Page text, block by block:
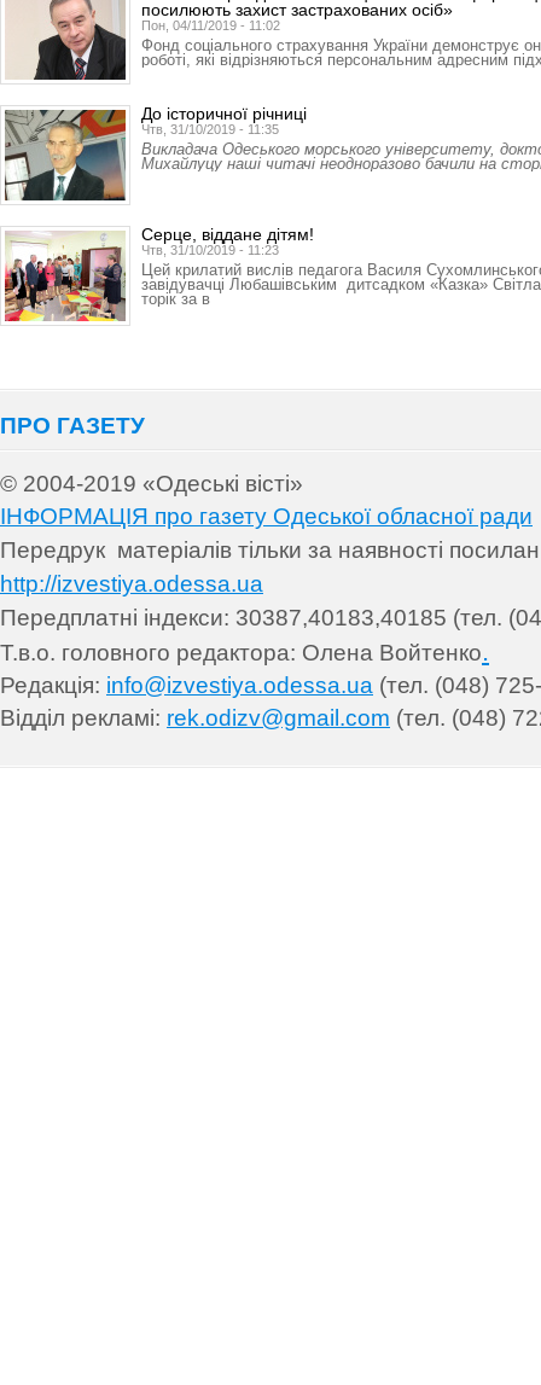
посилюють захист застрахованих осіб»
Пон, 04/11/2019 - 11:02
Фонд соціального страхування України демонструє
роботі, які відрізняються персональним адресним
До історичної річниці
Чтв, 31/10/2019 - 11:35
Викладача Одеського морського університету,
Михайлуцу наші читачі неодноразово бачили на
Серце, віддане дітям!
Чтв, 31/10/2019 - 11:23
Цей крилатий вислів педагога Василя
завідувачці Любашівським дитсадком «Казка»
торік за в
ПРО ГАЗЕТУ
© 2004-2019 «Одеські вісті»
ІНФОРМАЦІЯ про газету Одеської обласної ради
Передрук матеріалів тільки за наявності
http://izvestiya.odessa.ua
Передплатні індекси: 30387,40183,40185 (тел.
Т.в.о. головного редактора: Олена Войтенко.
Редакція: info@izvestiya.odessa.ua (тел. (048)
Відділ рекламі: rek.odizv@gmail.com (тел. (048)